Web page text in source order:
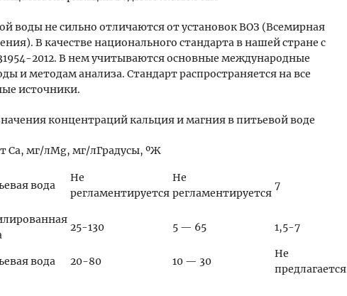
воды не сильно отличаются от установок ВОЗ (Всемирная
В качестве национального стандарта в нашей стране с
31954-2012. В нем учитываются основные международные
и методам анализа. Стандарт распространяется на все
источники.
концентраций кальция и магния в питьевой воде
мг/лMg, мг/лГрадусы, ºЖ
вода
Не
регламентируется
Не
регламентируется
7
25-130 5 — 65 1,5-7
вода 20-80 10 — 30
Не
предлагается